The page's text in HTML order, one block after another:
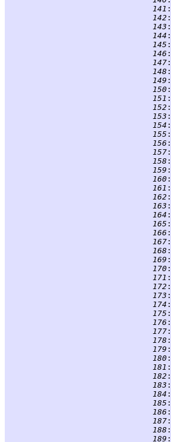
141 :
142 :
143 :
144 :
145 :
146 :
147 :
148 :
149 :
150 :
151 :
152 :
153 :
154 :
155 :
156 :
157 :
158 :
159 :
160 :
161 :
162 :
163 :
164 :
165 :
166 :
167 :
168 :
169 :
170 :
171 :
172 :
173 :
174 :
175 :
176 :
177 :
178 :
179 :
180 :
181 :
182 :
183 :
184 :
185 :
186 :
187 :
188 :
189 :